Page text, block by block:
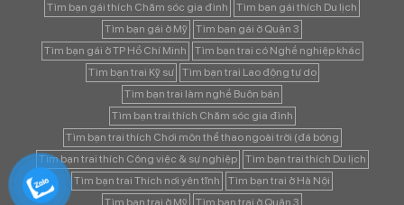
Tìm bạn gái thích Chăm sóc gia đình
Tìm bạn gái thích Du lịch
Tìm bạn gái ở Mỹ
Tìm bạn gái ở Quận 3
Tìm bạn gái ở TP Hồ Chí Minh
Tìm bạn trai có Nghề nghiệp khác
Tìm bạn trai Kỹ sư
Tìm bạn trai Lao động tự do
Tìm bạn trai làm nghề Buôn bán
Tìm bạn trai thích Chăm sóc gia đình
Tìm bạn trai thích Chơi môn thể thao ngoài trời (đá bóng
Tìm bạn trai thích Công việc & sự nghiệp
Tìm bạn trai thích Du lịch
Tìm bạn trai Thích nơi yên tĩnh
Tìm bạn trai ở Hà Nội
Tìm bạn trai ở Mỹ
Tìm bạn trai ở Quận 3